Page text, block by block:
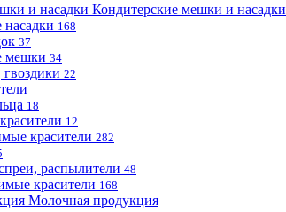
Кондитерские мешки и насадки
насадки 168
37
мешки 34
22
18
12
красители 282
распылители 48
красители 168
Молочная продукция